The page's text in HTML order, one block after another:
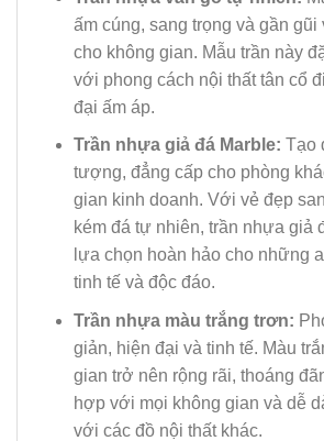
ấm cúng, sang trọng và gần
cho không gian. Mẫu trần này
với phong cách nội thất tân cổ
đại ấm áp.
Trần nhựa giả đá Marble: Tạo
tượng, đẳng cấp cho phòng
gian kinh doanh. Với vẻ đẹp
kém đá tự nhiên, trần nhựa giả
lựa chọn hoàn hảo cho những
tinh tế và độc đáo.
Trần nhựa màu trắng trơn:
giản, hiện đại và tinh tế. Màu
gian trở nên rộng rãi, thoáng
hợp với mọi không gian và dễ
với các đồ nội thất khác.